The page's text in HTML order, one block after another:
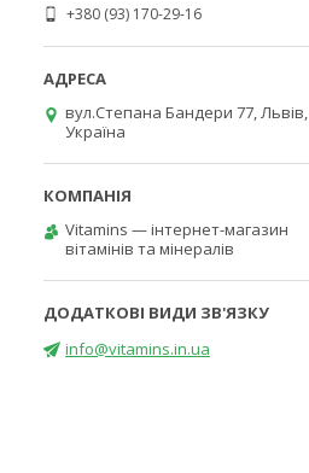
+380 (93) 170-29-16
вул.Степана Бандери 77, Львів,
Україна
Vitamins — інтернет-магазин
вітамінів та мінералів
info@vitamins.in.ua